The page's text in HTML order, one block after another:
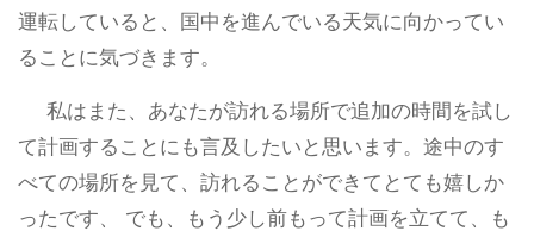
運転していると、国中を進んでいる天気に向かってい
ることに気づきます。
私はまた、あなたが訪れる場所で追加の時間を試し
て計画することにも言及したいと思います。途中のす
べての場所を見て、訪れることができてとても嬉しか
ったです、 でも、もう少し前もって計画を立てて、も